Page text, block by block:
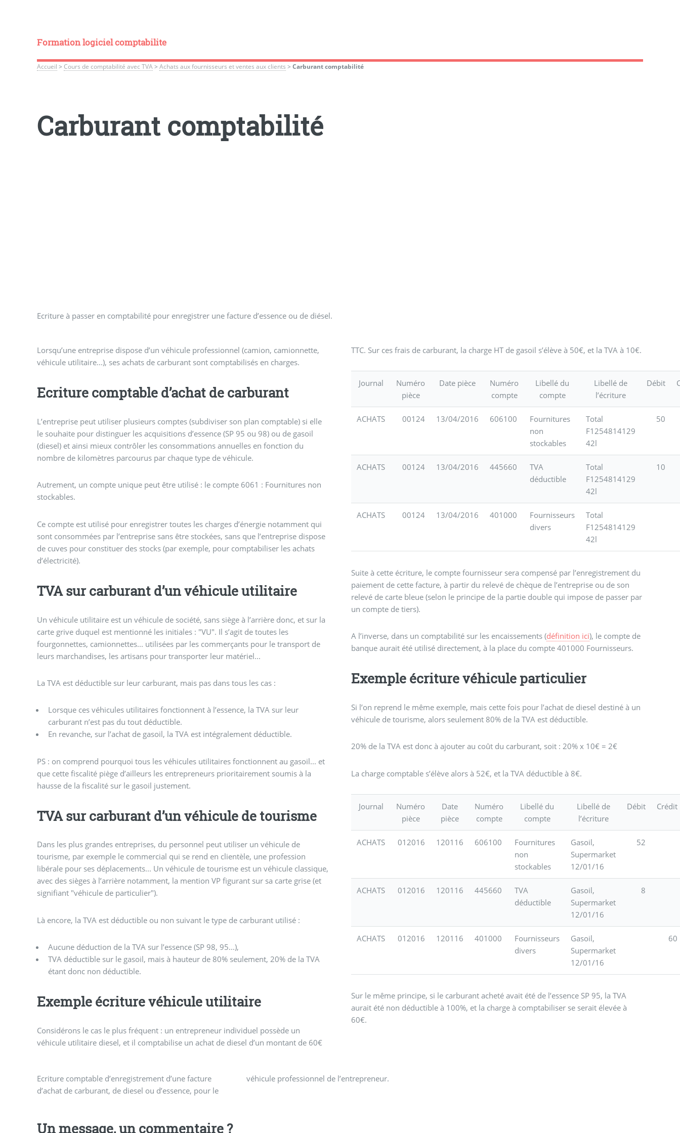
Formation logiciel comptabilite
Accueil >Cours de comptabilité avec TVA>Achats aux fournisseurs et ventes aux clients >Carburant comptabilité
Carburant comptabilité
Ecriture à passer en comptabilité pour enregistrer une facture d’essence ou de diésel.
Lorsqu’une entreprise dispose d’un véhicule professionnel (camion, camionnette,
véhicule utilitaire...), ses achats de carburant sont comptabilisés en charges.
Ecriture comptable d’achat de carburant
L’entreprise peut utiliser plusieurs comptes (subdiviser son plan comptable) si elle
le souhaite pour distinguer les acquisitions d’essence (SP 95 ou 98) ou de gasoil
(diesel) et ainsi mieux contrôler les consommations annuelles en fonction du
nombre de kilomètres parcourus par chaque type de véhicule.
Autrement, un compte unique peut être utilisé : le compte 6061 : Fournitures non
stockables.
Ce compte est utilisé pour enregistrer toutes les charges d’énergie notamment qui
sont consommées par l’entreprise sans être stockées, sans que l’entreprise dispose
de cuves pour constituer des stocks (par exemple, pour comptabiliser les achats
d’électricité).
TVA sur carburant d’un véhicule utilitaire
Un véhicule utilitaire est un véhicule de société, sans siège à l’arrière donc, et sur la
carte grive duquel est mentionné les initiales : "VU". Il s’agit de toutes les
fourgonnettes, camionnettes... utilisées par les commerçants pour le transport de
leurs marchandises, les artisans pour transporter leur matériel...
La TVA est déductible sur leur carburant, mais pas dans tous les cas :
Lorsque ces véhicules utilitaires fonctionnent à l’essence, la TVA sur leur
carburant n’est pas du tout déductible.
En revanche, sur l’achat de gasoil, la TVA est intégralement déductible.
PS : on comprend pourquoi tous les véhicules utilitaires fonctionnent au gasoil... et
que cette fiscalité piège d’ailleurs les entrepreneurs prioritairement soumis à la
hausse de la fiscalité sur le gasoil justement.
TVA sur carburant d’un véhicule de tourisme
Dans les plus grandes entreprises, du personnel peut utiliser un véhicule de
tourisme, par exemple le commercial qui se rend en clientèle, une profession
libérale pour ses déplacements... Un véhicule de tourisme est un véhicule classique,
avec des sièges à l’arrière notamment, la mention VP figurant sur sa carte grise (et
signifiant "véhicule de particulier").
Là encore, la TVA est déductible ou non suivant le type de carburant utilisé :
Aucune déduction de la TVA sur l’essence (SP 98, 95...),
TVA déductible sur le gasoil, mais à hauteur de 80% seulement, 20% de la TVA
étant donc non déductible.
Exemple écriture véhicule utilitaire
Considérons le cas le plus fréquent : un entrepreneur individuel possède un
véhicule utilitaire diesel, et il comptabilise un achat de diesel d’un montant de 60€
TTC. Sur ces frais de carburant, la charge HT de gasoil s’élève à 50€, et la TVA à 10€.
Journal
Numéro
pièce
Date pièce
Numéro
compte
Libellé du
compte
Libellé de
l’écriture
Débit
ACHATS 00124 13/04/2016 606100
Fournitures
non
stockables
Total
F1254814129
42l
50
ACHATS 00124 13/04/2016 445660
TVA
déductible
Total
F1254814129
42l
10
ACHATS 00124 13/04/2016 401000
Fournisseurs
divers
Total
F1254814129
42l
Suite à cette écriture, le compte fournisseur sera compensé par l’enregistrement du
paiement de cette facture, à partir du relevé de chèque de l’entreprise ou de son
relevé de carte bleue (selon le principe de la partie double qui impose de passer par
un compte de tiers).
A l’inverse, dans un comptabilité sur les encaissements (définition ici), le compte de
banque aurait été utilisé directement, à la place du compte 401000 Fournisseurs.
Exemple écriture véhicule particulier
Si l’on reprend le même exemple, mais cette fois pour l’achat de diesel destiné à un
véhicule de tourisme, alors seulement 80% de la TVA est déductible.
20% de la TVA est donc à ajouter au coût du carburant, soit : 20% x 10€ = 2€
La charge comptable s’élève alors à 52€, et la TVA déductible à 8€.
Journal
Numéro
pièce
Date
pièce
Numéro
compte
Libellé du
compte
Libellé de
l’écriture
Débit Crédit
ACHATS 012016 120116 606100
Fournitures
non
stockables
Gasoil,
Supermarket
12/01/16
52
ACHATS 012016 120116 445660
TVA
déductible
Gasoil,
Supermarket
12/01/16
8
ACHATS 012016 120116 401000
Fournisseurs
divers
Gasoil,
Supermarket
12/01/16
60
Sur le même principe, si le carburant acheté avait été de l’essence SP 95, la TVA
aurait été non déductible à 100%, et la charge à comptabiliser se serait élevée à
60€.
Ecriture comptable d’enregistrement d’une facture
d’achat de carburant, de diesel ou d’essence, pour le
véhicule professionnel de l’entrepreneur.
Un message, un commentaire ?